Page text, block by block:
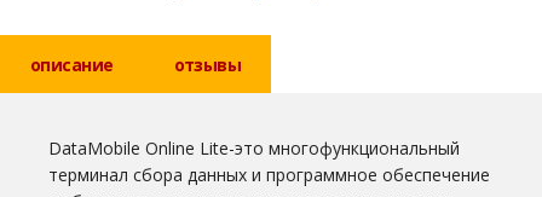
описание отзывы
DataMobile Online Lite-это многофункциональный
терминал сбора данных и программное обеспечение